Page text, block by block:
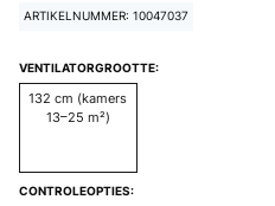
ARTIKELNUMMER: 10047037
VENTILATORGROOTTE:
132 cm (kamers
13–25 m²)
CONTROLEOPTIES: